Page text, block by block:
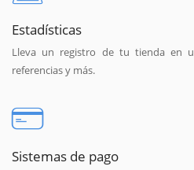
Estadísticas
Lleva un registro de tu tienda en
referencias y más.
Sistemas de pago